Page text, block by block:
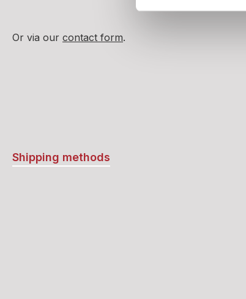
Or via our contact form.
Shipping methods